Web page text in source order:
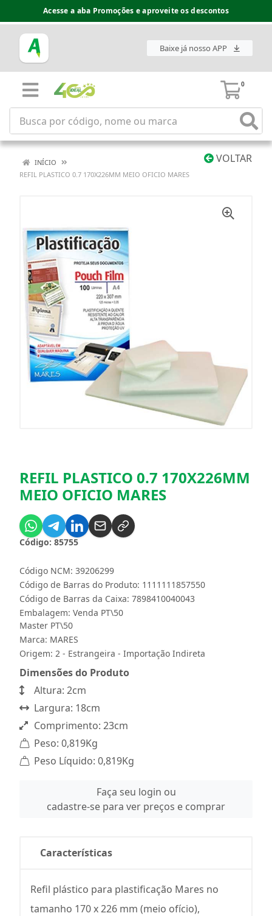
Acesse a aba Promoções e aproveite os descontos
Baixe já nosso APP
0
VOLTAR
INÍCIO
REFIL PLASTICO 0.7 170X226MM MEIO OFICIO MARES
REFIL PLASTICO 0.7 170X226MM
MEIO OFICIO MARES
Código: 85755
Código NCM: 39206299
Código de Barras do Produto: 1111111857550
Código de Barras da Caixa: 7898410040043
Embalagem: Venda PT\50
Master PT\50
Marca: MARES
Origem: 2 - Estrangeira - Importação Indireta
Dimensões do Produto
Altura: 2cm
Largura: 18cm
Comprimento: 23cm
Peso: 0,819Kg
Peso Líquido: 0,819Kg
Faça seu login ou
cadastre-se para ver preços e comprar
Características
Refil plástico para plastificação Mares no
tamanho 170 x 226 mm (meio ofício),